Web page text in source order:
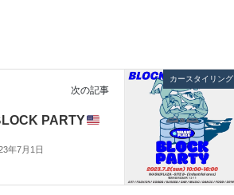
カースタイリング
次の記事
PARTY
年7月1日